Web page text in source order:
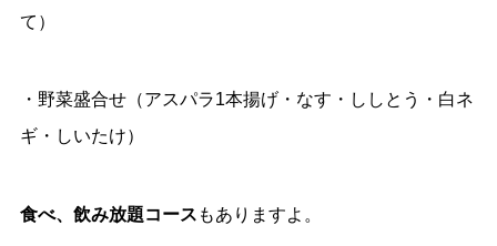
て）
・野菜盛合せ（アスパラ1本揚げ・なす・ししとう・白ネ
ギ・しいたけ）
食べ、飲み放題コース もありますよ。